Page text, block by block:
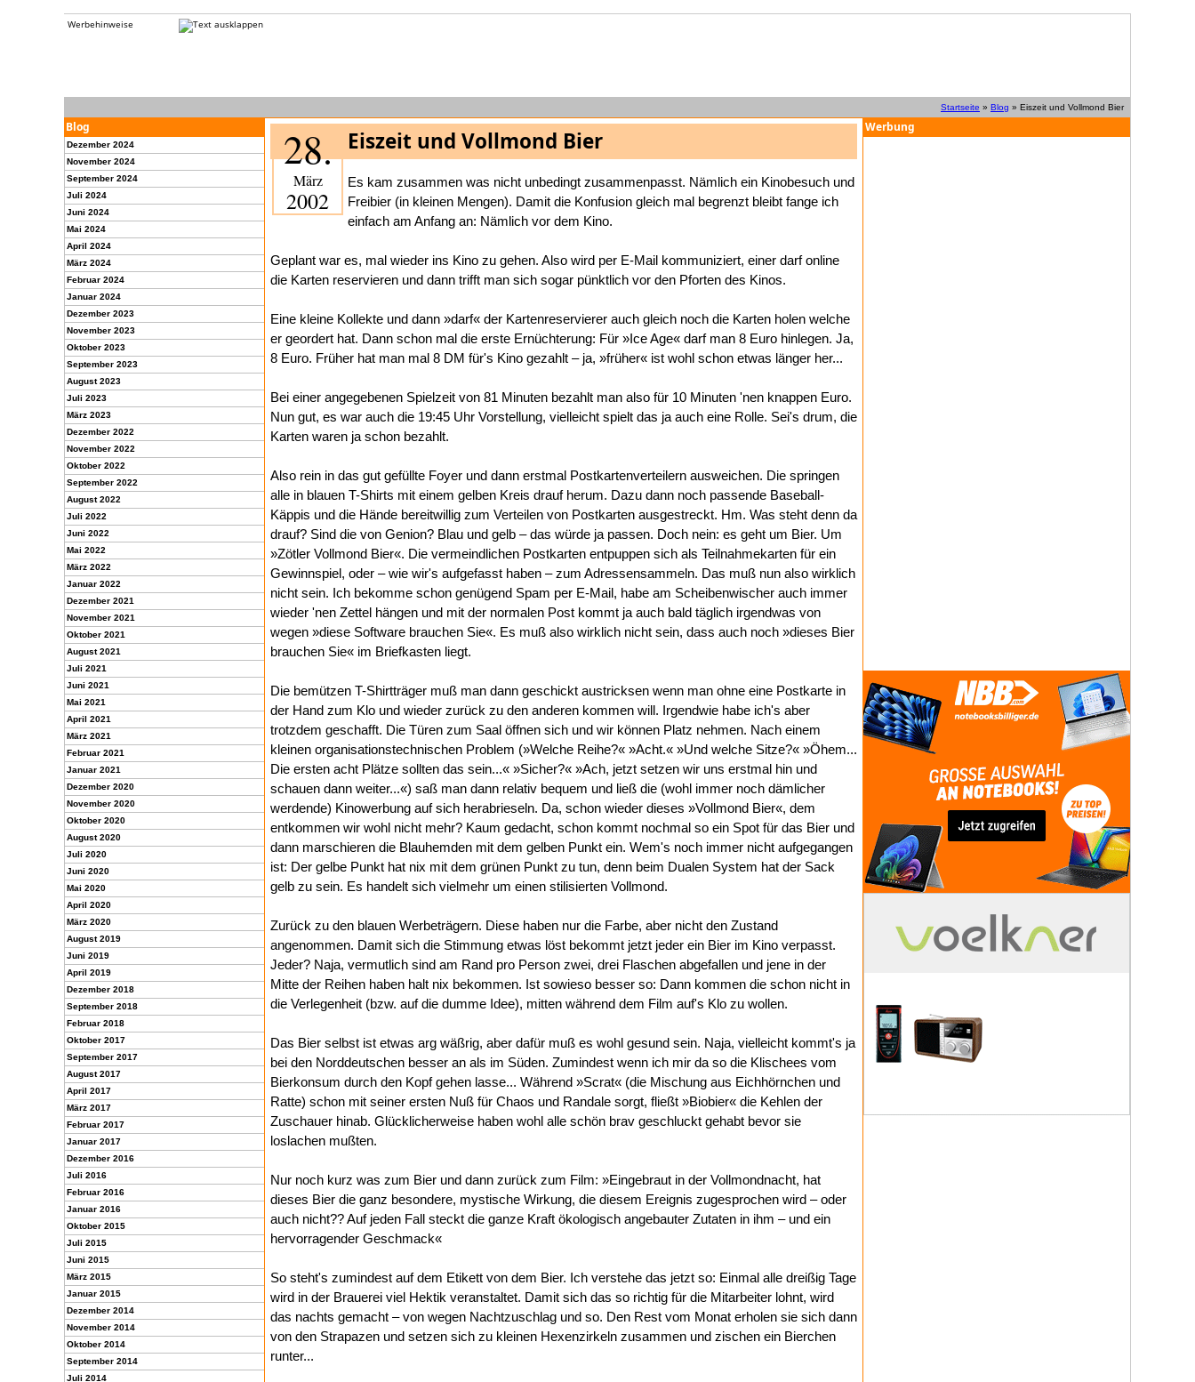
Werbehinweise
Startseite » Blog » Eiszeit und Vollmond Bier
Blog
Dezember 2024
November 2024
September 2024
Juli 2024
Juni 2024
Mai 2024
April 2024
März 2024
Februar 2024
Januar 2024
Dezember 2023
November 2023
Oktober 2023
September 2023
August 2023
Juli 2023
März 2023
Dezember 2022
November 2022
Oktober 2022
September 2022
August 2022
Juli 2022
Juni 2022
Mai 2022
März 2022
Januar 2022
Dezember 2021
November 2021
Oktober 2021
August 2021
Juli 2021
Juni 2021
Mai 2021
April 2021
März 2021
Februar 2021
Januar 2021
Dezember 2020
November 2020
Oktober 2020
August 2020
Juli 2020
Juni 2020
Mai 2020
April 2020
März 2020
August 2019
Juni 2019
April 2019
Dezember 2018
September 2018
Februar 2018
Oktober 2017
September 2017
August 2017
April 2017
März 2017
Februar 2017
Januar 2017
Dezember 2016
Juli 2016
Februar 2016
Januar 2016
Oktober 2015
Juli 2015
Juni 2015
März 2015
Januar 2015
Dezember 2014
November 2014
Oktober 2014
September 2014
Juli 2014
Werbung
28.
März
2002
Eiszeit und Vollmond Bier
Es kam zusammen was nicht unbedingt zusammenpasst. Nämlich ein Kinobesuch und
Freibier (in kleinen Mengen). Damit die Konfusion gleich mal begrenzt bleibt fange ich
einfach am Anfang an: Nämlich vor dem Kino.
Geplant war es, mal wieder ins Kino zu gehen. Also wird per E-Mail kommuniziert, einer darf online
die Karten reservieren und dann trifft man sich sogar pünktlich vor den Pforten des Kinos.
Eine kleine Kollekte und dann »darf« der Kartenreservierer auch gleich noch die Karten holen welche
er geordert hat. Dann schon mal die erste Ernüchterung: Für »Ice Age« darf man 8 Euro hinlegen. Ja,
8 Euro. Früher hat man mal 8 DM für's Kino gezahlt – ja, »früher« ist wohl schon etwas länger her...
Bei einer angegebenen Spielzeit von 81 Minuten bezahlt man also für 10 Minuten 'nen knappen Euro.
Nun gut, es war auch die 19:45 Uhr Vorstellung, vielleicht spielt das ja auch eine Rolle. Sei's drum, die
Karten waren ja schon bezahlt.
Also rein in das gut gefüllte Foyer und dann erstmal Postkartenverteilern ausweichen. Die springen
alle in blauen T-Shirts mit einem gelben Kreis drauf herum. Dazu dann noch passende Baseball-
Käppis und die Hände bereitwillig zum Verteilen von Postkarten ausgestreckt. Hm. Was steht denn da
drauf? Sind die von Genion? Blau und gelb – das würde ja passen. Doch nein: es geht um Bier. Um
»Zötler Vollmond Bier«. Die vermeindlichen Postkarten entpuppen sich als Teilnahmekarten für ein
Gewinnspiel, oder – wie wir's aufgefasst haben – zum Adressensammeln. Das muß nun also wirklich
nicht sein. Ich bekomme schon genügend Spam per E-Mail, habe am Scheibenwischer auch immer
wieder 'nen Zettel hängen und mit der normalen Post kommt ja auch bald täglich irgendwas von
wegen »diese Software brauchen Sie«. Es muß also wirklich nicht sein, dass auch noch »dieses Bier
brauchen Sie« im Briefkasten liegt.
Die bemützen T-Shirtträger muß man dann geschickt austricksen wenn man ohne eine Postkarte in
der Hand zum Klo und wieder zurück zu den anderen kommen will. Irgendwie habe ich's aber
trotzdem geschafft. Die Türen zum Saal öffnen sich und wir können Platz nehmen. Nach einem
kleinen organisationstechnischen Problem (»Welche Reihe?« »Acht.« »Und welche Sitze?« »Öhem...
Die ersten acht Plätze sollten das sein...« »Sicher?« »Ach, jetzt setzen wir uns erstmal hin und
schauen dann weiter...«) saß man dann relativ bequem und ließ die (wohl immer noch dämlicher
werdende) Kinowerbung auf sich herabrieseln. Da, schon wieder dieses »Vollmond Bier«, dem
entkommen wir wohl nicht mehr? Kaum gedacht, schon kommt nochmal so ein Spot für das Bier und
dann marschieren die Blauhemden mit dem gelben Punkt ein. Wem's noch immer nicht aufgegangen
ist: Der gelbe Punkt hat nix mit dem grünen Punkt zu tun, denn beim Dualen System hat der Sack
gelb zu sein. Es handelt sich vielmehr um einen stilisierten Vollmond.
Zurück zu den blauen Werbeträgern. Diese haben nur die Farbe, aber nicht den Zustand
angenommen. Damit sich die Stimmung etwas löst bekommt jetzt jeder ein Bier im Kino verpasst.
Jeder? Naja, vermutlich sind am Rand pro Person zwei, drei Flaschen abgefallen und jene in der
Mitte der Reihen haben halt nix bekommen. Ist sowieso besser so: Dann kommen die schon nicht in
die Verlegenheit (bzw. auf die dumme Idee), mitten während dem Film auf's Klo zu wollen.
Das Bier selbst ist etwas arg wäßrig, aber dafür muß es wohl gesund sein. Naja, vielleicht kommt's ja
bei den Norddeutschen besser an als im Süden. Zumindest wenn ich mir da so die Klischees vom
Bierkonsum durch den Kopf gehen lasse... Während »Scrat« (die Mischung aus Eichhörnchen und
Ratte) schon mit seiner ersten Nuß für Chaos und Randale sorgt, fließt »Biobier« die Kehlen der
Zuschauer hinab. Glücklicherweise haben wohl alle schön brav geschluckt gehabt bevor sie
loslachen mußten.
Nur noch kurz was zum Bier und dann zurück zum Film: »Eingebraut in der Vollmondnacht, hat
dieses Bier die ganz besondere, mystische Wirkung, die diesem Ereignis zugesprochen wird – oder
auch nicht?? Auf jeden Fall steckt die ganze Kraft ökologisch angebauter Zutaten in ihm – und ein
hervorragender Geschmack«
So steht's zumindest auf dem Etikett von dem Bier. Ich verstehe das jetzt so: Einmal alle dreißig Tage
wird in der Brauerei viel Hektik veranstaltet. Damit sich das so richtig für die Mitarbeiter lohnt, wird
das nachts gemacht – von wegen Nachtzuschlag und so. Den Rest vom Monat erholen sie sich dann
von den Strapazen und setzen sich zu kleinen Hexenzirkeln zusammen und zischen ein Bierchen
runter...